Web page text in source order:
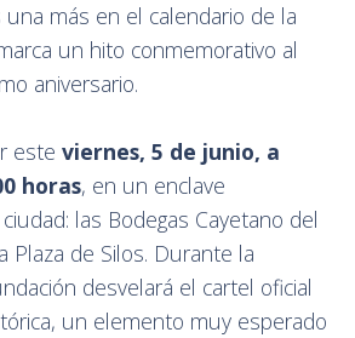
más en el calendario de la
un hito conmemorativo al
aniversario.
este viernes, 5 de junio, a
horas, en un enclave
las Bodegas Cayetano del
Plaza de Silos. Durante la
desvelará el cartel oficial
un elemento muy esperado